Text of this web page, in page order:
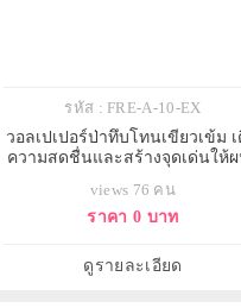
รหัส : FRE-A-10-EX
วอลเปเปอร์ป่าทึบโทนเขียวเข้ม
ความสดชื่นและสร้างจุดเด่นให้ผ
views 76 คน
ราคา 0 บาท
ดูรายละเอียด